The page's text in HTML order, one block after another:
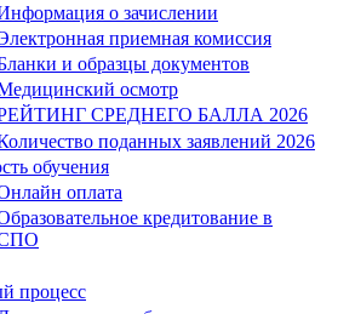
о зачислении
приемная комиссия
и образцы документов
осмотр
СРЕДНЕГО БАЛЛА 2026
поданных заявлений 2026
обучения
оплата
кредитование в
процесс